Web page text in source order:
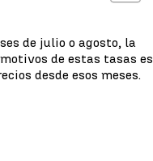
de julio o agosto, la
de estas tasas es
desde esos meses.